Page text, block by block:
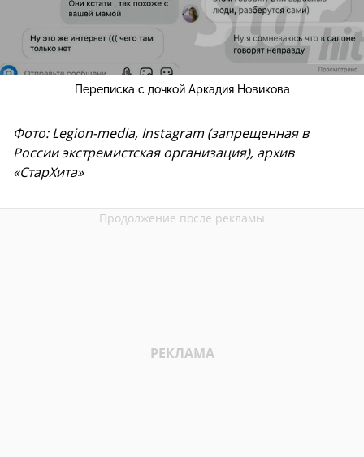
Переписка с дочкой Аркадия Новикова
Фото: Legion-media, Instagram (запрещенная в
России экстремистская организация), архив
«СтарХита»